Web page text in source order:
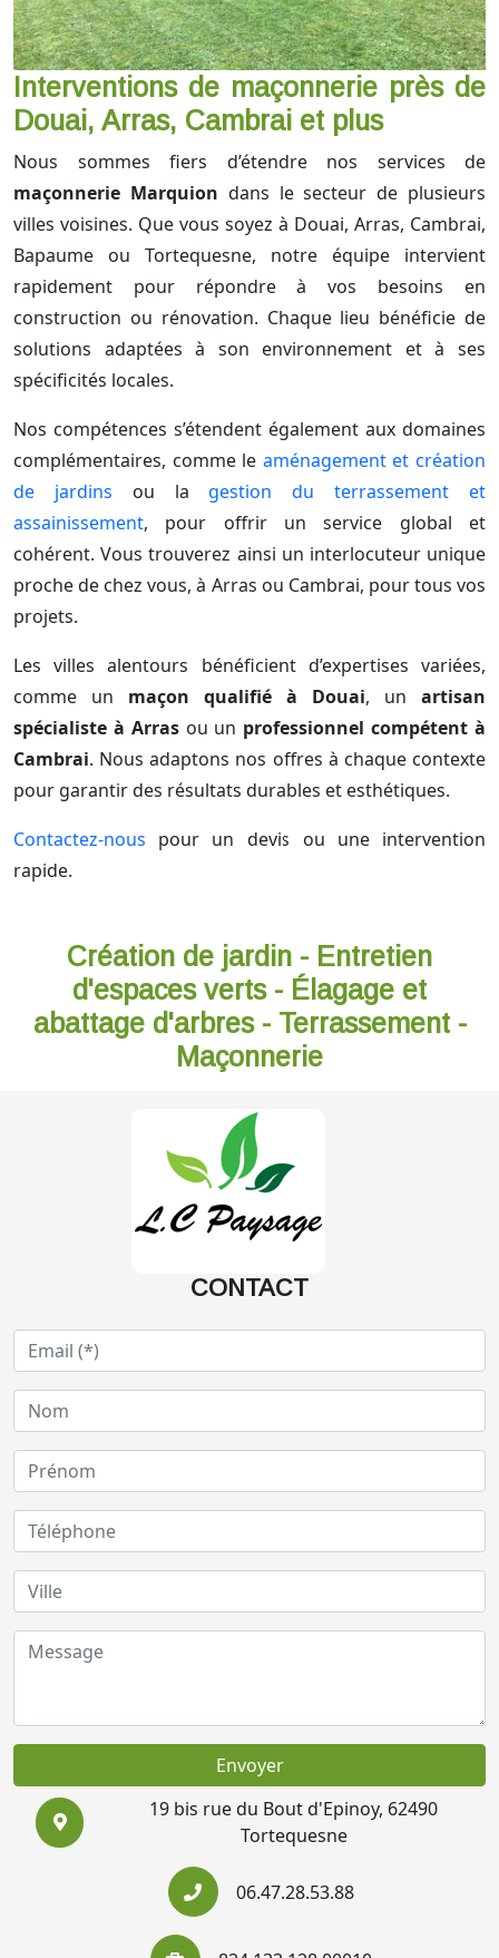
Interventions de maçonnerie près de
Douai, Arras, Cambrai et plus
Nous sommes fiers d’étendre nos services de
maçonnerie Marquion dans le secteur de plusieurs
villes voisines. Que vous soyez à Douai, Arras, Cambrai,
Bapaume ou Tortequesne, notre équipe intervient
rapidement pour répondre à vos besoins en
construction ou rénovation. Chaque lieu bénéficie de
solutions adaptées à son environnement et à ses
spécificités locales.
Nos compétences s’étendent également aux domaines
complémentaires, comme le aménagement et création
de jardins ou la gestion du terrassement et
assainissement, pour offrir un service global et
cohérent. Vous trouverez ainsi un interlocuteur unique
proche de chez vous, à Arras ou Cambrai, pour tous vos
projets.
Les villes alentours bénéficient d’expertises variées,
comme un maçon qualifié à Douai, un artisan
spécialiste à Arrasou un professionnel compétent à
Cambrai. Nous adaptons nos offres à chaque contexte
pour garantir des résultats durables et esthétiques.
Contactez-nous pour un devis ou une intervention
rapide.
Création de jardin - Entretien
d'espaces verts - Élagage et
abattage d'arbres - Terrassement -
Maçonnerie
CONTACT
Envoyer
19 bis rue du Bout d'Epinoy, 62490
Tortequesne
06.47.28.53.88